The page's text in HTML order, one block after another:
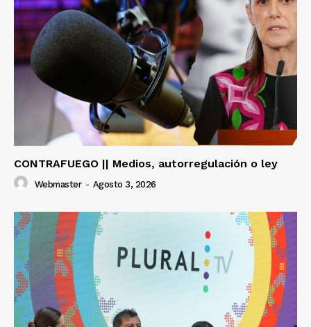
CONTRAFUEGO || Medios, autorregulación o ley
Webmaster - Agosto 3, 2026